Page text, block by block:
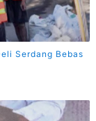
Serdang Bebas